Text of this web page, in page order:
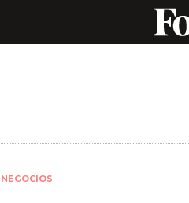
NEGOCIOS